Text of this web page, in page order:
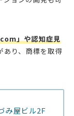
」や認知症見
あり、商標を取得
み屋ビル2F